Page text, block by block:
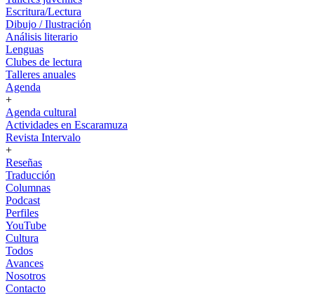
Escritura/Lectura
Dibujo / Ilustración
Análisis literario
Lenguas
Clubes de lectura
Talleres anuales
Agenda
+
Agenda cultural
Actividades en Escaramuza
Revista Intervalo
+
Reseñas
Traducción
Columnas
Podcast
Perfiles
YouTube
Cultura
Todos
Avances
Nosotros
Contacto